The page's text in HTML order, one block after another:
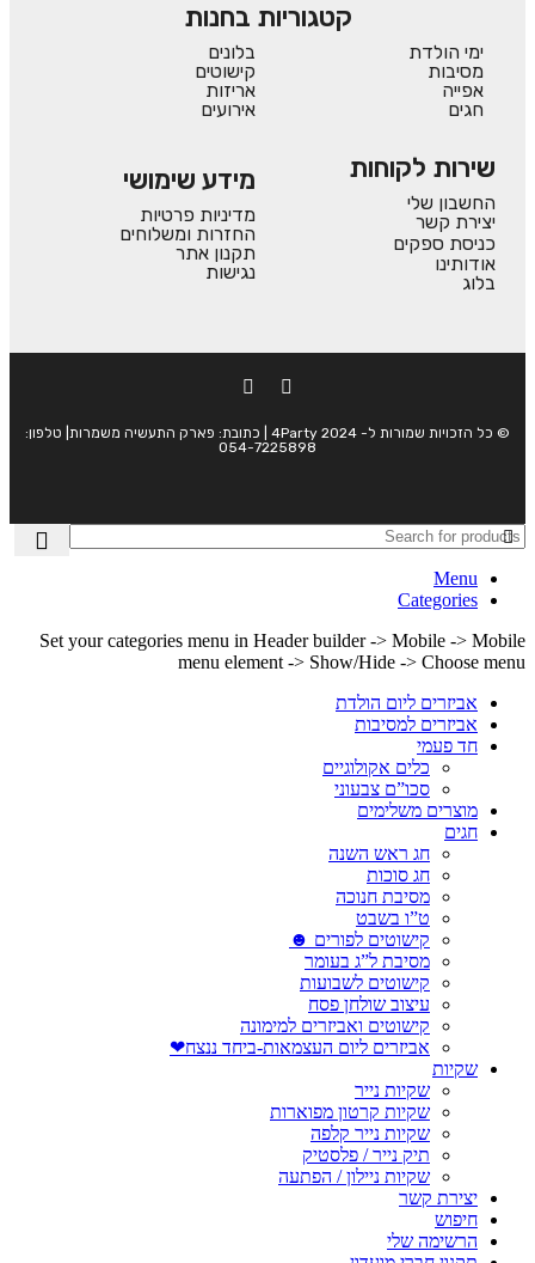
קטגוריות בחנות
ימי הולדת
מסיבות
אפייה
חגים
בלונים
קישוטים
אריזות
אירועים
שירות לקוחות
החשבון שלי
יצירת קשר
כניסת ספקים
אודותינו
בלוג
מידע שימושי
מדיניות פרטיות
החזרות ומשלוחים
תקנון אתר
נגישות
© כל הזכויות שמורות ל- 4Party 2024 | כתובת: פארק התעשיה משמרות| טלפון:
054-7225898
Menu
Categories
Set your categories menu in Header builder -> Mobile -> Mobile
menu element -> Show/Hide -> Choose menu
אביזרים ליום הולדת
אביזרים למסיבות
חד פעמי
כלים אקולוגיים
סכו”ם צבעוני
מוצרים משלימים
חגים
חג ראש השנה
חג סוכות
מסיבת חנוכה
ט”ו בשבט
קישוטים לפורים ☻
מסיבת ל”ג בעומר
קישוטים לשבועות
עיצוב שולחן פסח
קישוטים ואביזרים למימונה
אביזרים ליום העצמאות-ביחד ננצח❤
שקיות
שקיות נייר
שקיות קרטון מפוארות
שקיות נייר קלפה
תיק נייר / פלסטיק
שקיות ניילון / הפתעה
יצירת קשר
חיפוש
הרשימה שלי